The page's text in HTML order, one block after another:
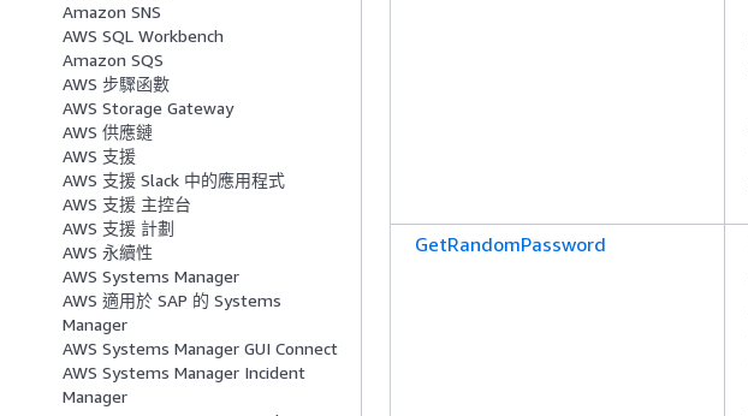
Amazon SNS
AWS SQL Workbench
Amazon SQS
AWS 步驟函數
AWS Storage Gateway
AWS 供應鏈
AWS 支援
AWS 支援 Slack 中的應用程式
AWS 支援 主控台
AWS 支援 計劃
AWS 永續性
AWS Systems Manager
AWS 適用於 SAP 的 Systems
Manager
AWS Systems Manager GUI Connect
AWS Systems Manager Incident
Manager
GetRandomPassword